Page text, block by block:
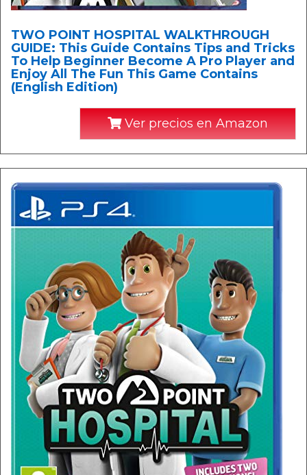
TWO POINT HOSPITAL WALKTHROUGH
GUIDE: This Guide Contains Tips and Tricks
To Help Beginner Become A Pro Player and
Enjoy All The Fun This Game Contains
(English Edition)
Ver precios en Amazon